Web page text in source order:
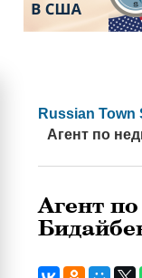
Russian Town
Агент по
Агент